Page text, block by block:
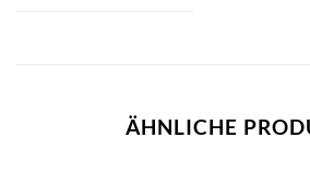
ÄHNLICHE